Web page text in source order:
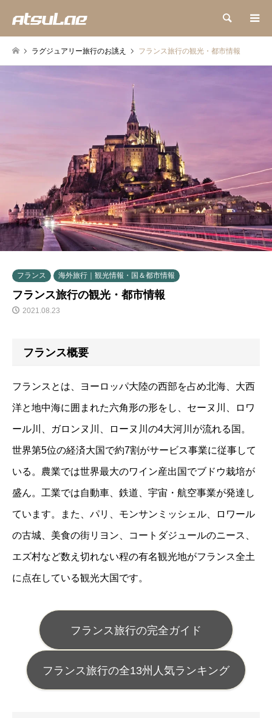
検索
ラグジュアリー旅行のお誂え フランス旅行の観光・都市情報
フランス 海外旅行｜観光情報・国＆都市情報
フランス旅行の観光・都市情報
2021.08.23
フランス概要
フランスとは、ヨーロッパ大陸の西部を占め北海、大西
洋と地中海に囲まれた六角形の形をし、セーヌ川、ロワ
ール川、ガロンヌ川、ローヌ川の4大河川が流れる国。
世界第5位の経済大国で約7割がサービス事業に従事して
いる。農業では世界最大のワイン産出国でブドウ栽培が
盛ん。工業では自動車、鉄道、宇宙・航空事業が発達し
ています。また、パリ、モンサンミッシェル、ロワール
の古城、美食の街リヨン、コートダジュールのニース、
エズ村など数え切れない程の有名観光地がフランス全土
に点在している観光大国です。
フランス旅行の完全ガイド
フランス旅行の全13州人気ランキング